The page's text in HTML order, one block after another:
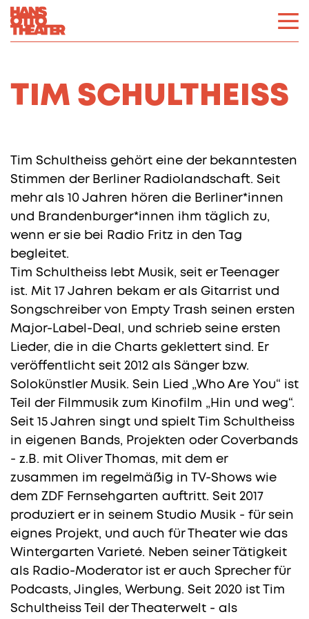
TIM SCHULTHEISS
Tim Schultheiss gehört eine der bekanntesten
Stimmen der Berliner Radiolandschaft. Seit
mehr als 10 Jahren hören die Berliner*innen
und Brandenburger*innen ihm täglich zu,
wenn er sie bei Radio Fritz in den Tag
begleitet.
Tim Schultheiss lebt Musik, seit er Teenager
ist. Mit 17 Jahren bekam er als Gitarrist und
Songschreiber von Empty Trash seinen ersten
Major-Label-Deal, und schrieb seine ersten
Lieder, die in die Charts geklettert sind. Er
veröffentlicht seit 2012 als Sänger bzw.
Solokünstler Musik. Sein Lied „Who Are You“ ist
Teil der Filmmusik zum Kinofilm „Hin und weg“.
Seit 15 Jahren singt und spielt Tim Schultheiss
in eigenen Bands, Projekten oder Coverbands
- z.B. mit Oliver Thomas, mit dem er
zusammen im regelmäßig in TV-Shows wie
dem ZDF Fernsehgarten auftritt. Seit 2017
produziert er in seinem Studio Musik - für sein
eignes Projekt, und auch für Theater wie das
Wintergarten Varieté. Neben seiner Tätigkeit
als Radio-Moderator ist er auch Sprecher für
Podcasts, Jingles, Werbung. Seit 2020 ist Tim
Schultheiss Teil der Theaterwelt - als